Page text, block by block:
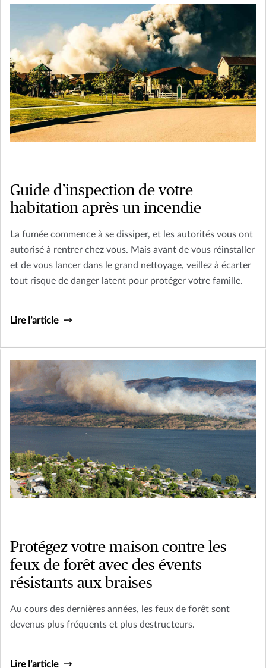
Guide d’inspection de votre
habitation après un incendie
La fumée commence à se dissiper, et les autorités vous ont
autorisé à rentrer chez vous. Mais avant de vous réinstaller
et de vous lancer dans le grand nettoyage, veillez à écarter
tout risque de danger latent pour protéger votre famille.
Lire l’article
Protégez votre maison contre les
feux de forêt avec des évents
résistants aux braises
Au cours des dernières années, les feux de forêt sont
devenus plus fréquents et plus destructeurs.
Lire l’article